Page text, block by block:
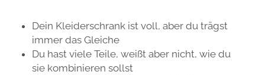
Dein Kleiderschrank ist voll, aber du trägst
immer das Gleiche
Du hast viele Teile, weißt aber nicht, wie du
sie kombinieren sollst